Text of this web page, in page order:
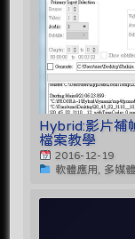
Hybrid:影片補
檔案教學
2016-12-19
軟體應用, 多媒